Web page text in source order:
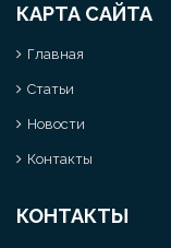
КАРТА САЙТА
Главная
Статьи
Новости
Контакты
КОНТАКТЫ